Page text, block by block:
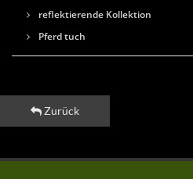
reflektierende Kollektion
Pferd tuch
Zurück